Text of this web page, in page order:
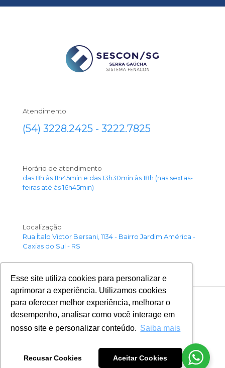
Esse site utiliza cookies para personalizar e
aprimorar a experiência. Utilizamos cookies
para oferecer melhor experiência, melhorar o
desempenho, analisar como você interage em
nosso site e personalizar conteúdo. Saiba mais
Recusar Cookies Aceitar Cookies
Atendimento
(54) 3228.2425 - 3222.7825
Horário de atendimento
das 8h às 11h45min e das 13h30min às 18h (nas sextas-
feiras até às 16h45min)
Localização
Rua Ítalo Victor Bersani, 1134 - Bairro Jardim América -
Caxias do Sul - RS
© SESCON Serra Gaúcha | Todos os Direitos